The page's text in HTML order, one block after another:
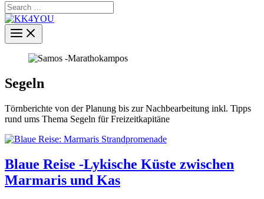
Search
…
Segeln
Törnberichte von der Planung bis zur Nachbearbeitung inkl. Tipps
rund ums Thema Segeln für Freizeitkapitäne
Blaue Reise -Lykische Küste zwischen
Marmaris und Kas